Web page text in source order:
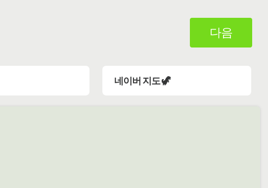
다음
네이버 지도 🦖